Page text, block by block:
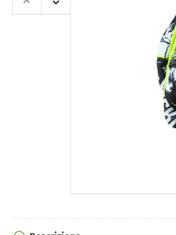
Slide
precedente
Slide
successiva